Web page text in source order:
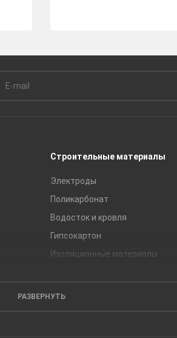
Строительные материалы
Электроды
Поликарбонат
Водосток и кровля
Гипсокартон
Изоляционные материалы
РАЗВЕРНУТЬ